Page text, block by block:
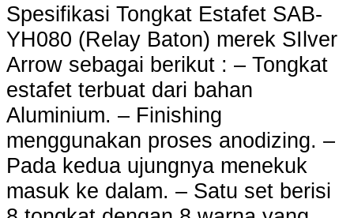
Spesifikasi Tongkat Estafet SAB-
YH080 (Relay Baton) merek SIlver
Arrow sebagai berikut : – Tongkat
estafet terbuat dari bahan
Aluminium. – Finishing
menggunakan proses anodizing. –
Pada kedua ujungnya menekuk
masuk ke dalam. – Satu set berisi